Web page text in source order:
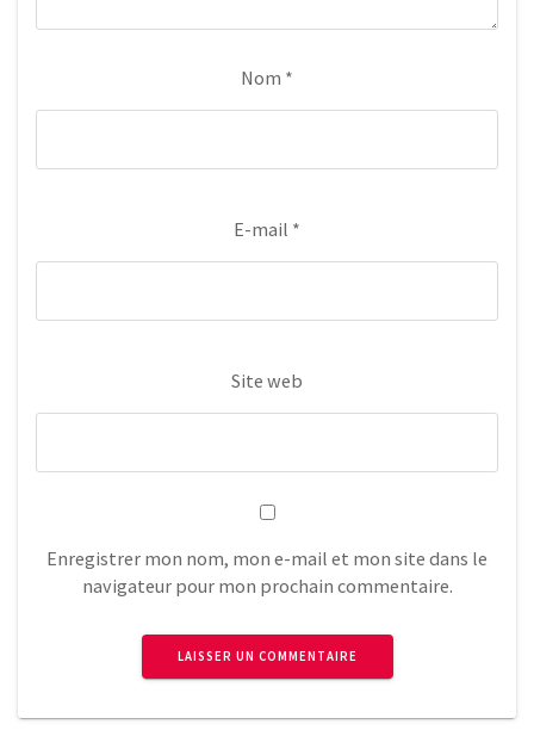
Nom *
E-mail *
Site web
Enregistrer mon nom, mon e-mail et mon site dans le
navigateur pour mon prochain commentaire.